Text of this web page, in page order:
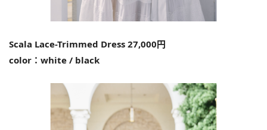
Scala Lace-Trimmed Dress 27,000円
color：white / black